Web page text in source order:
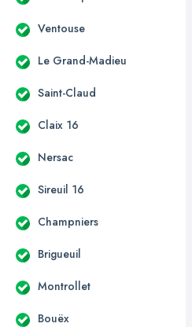
Ventouse
Le Grand-Madieu
Saint-Claud
Claix 16
Nersac
Sireuil 16
Champniers
Brigueuil
Montrollet
Bouëx